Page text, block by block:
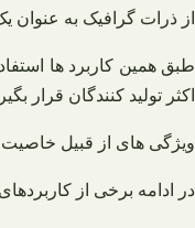
از ذرات گرافیک به عنوان
طبق همین کاربرد ها
اکثر تولید کنندگان قرار
ویژگی های از قبیل
در ادامه برخی از